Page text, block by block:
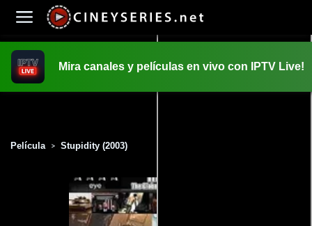
Mira canales y películas en vivo con IPTV Live!
Película > Stupidity (2003)